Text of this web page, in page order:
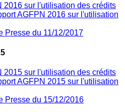
2016 sur l'utilisation des crédits
AGFPN 2016 sur l'utilisation
Presse du 11/12/2017
2015 sur l'utilisation des crédits
AGFPN 2015 sur l'utilisation
Presse du 15/12/2016